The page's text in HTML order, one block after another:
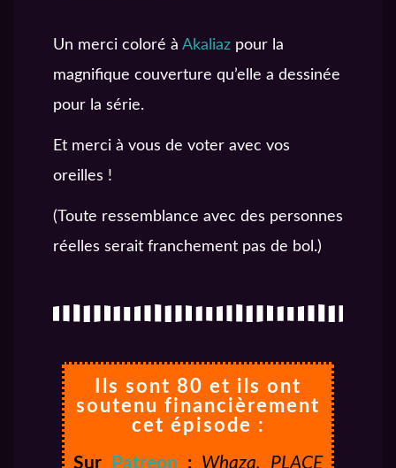
Un merci coloré à Akaliaz pour la
magnifique couverture qu’elle a dessinée
pour la série.
Et merci à vous de voter avec vos
oreilles !
(Toute ressemblance avec des personnes
réelles serait franchement pas de bol.)
Ils sont 80 et ils ont
soutenu financièrement
cet épisode :
Sur Patreon : Whaza, PLACE